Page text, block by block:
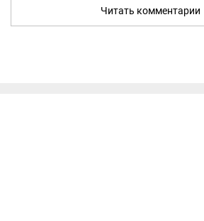
Читать комментарии